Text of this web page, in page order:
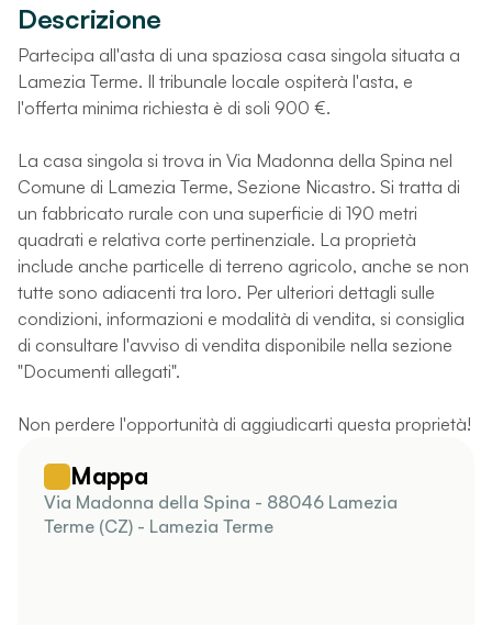
Descrizione
Partecipa all'asta di una spaziosa casa singola situata a
Lamezia Terme. Il tribunale locale ospiterà l'asta, e
l'offerta minima richiesta è di soli 900 €.
La casa singola si trova in Via Madonna della Spina nel
Comune di Lamezia Terme, Sezione Nicastro. Si tratta di
un fabbricato rurale con una superficie di 190 metri
quadrati e relativa corte pertinenziale. La proprietà
include anche particelle di terreno agricolo, anche se non
tutte sono adiacenti tra loro. Per ulteriori dettagli sulle
condizioni, informazioni e modalità di vendita, si consiglia
di consultare l'avviso di vendita disponibile nella sezione
"Documenti allegati".
Non perdere l'opportunità di aggiudicarti questa proprietà!
Mappa
Via Madonna della Spina - 88046 Lamezia
Terme (CZ) - Lamezia Terme